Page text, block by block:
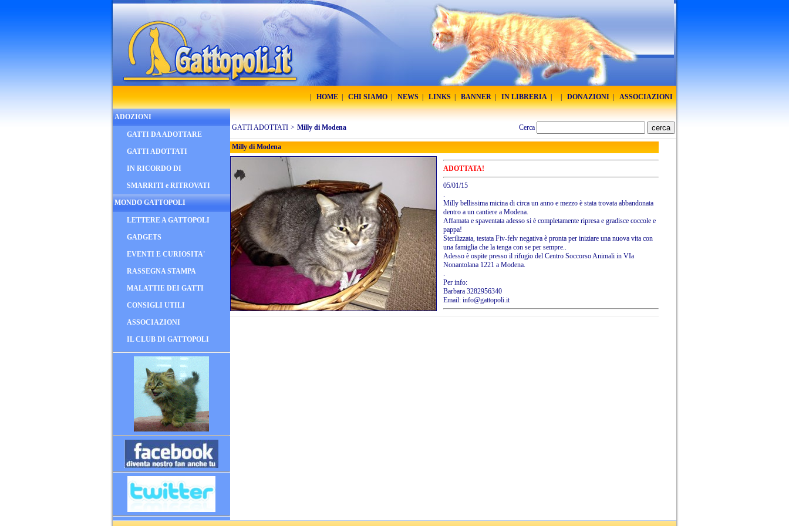
HOME CHI SIAMO NEWS LINKS BANNER IN LIBRERIA DONAZIONI ASSOCIAZIONI
ADOZIONI
GATTI DA ADOTTARE
GATTI ADOTTATI
IN RICORDO DI
SMARRITI e RITROVATI
MONDO GATTOPOLI
LETTERE A GATTOPOLI
GADGETS
EVENTI E CURIOSITA'
RASSEGNA STAMPA
MALATTIE DEI GATTI
CONSIGLI UTILI
ASSOCIAZIONI
IL CLUB DI GATTOPOLI
GATTI ADOTTATI > Milly di Modena Cerca
Milly di Modena
ADOTTATA!
05/01/15
.
Milly bellissima micina di circa un anno e mezzo è stata trovata abbandonata
dentro a un cantiere a Modena.
Affamata e spaventata adesso si è completamente ripresa e gradisce coccole e
pappa!
Sterilizzata, testata Fiv-felv negativa è pronta per iniziare una nuova vita con
una famiglia che la tenga con se per sempre..
Adesso è ospite presso il rifugio del Centro Soccorso Animali in VIa
Nonantolana 1221 a Modena.
.
Per info:
Barbara 3282956340
Email: info@gattopoli.it